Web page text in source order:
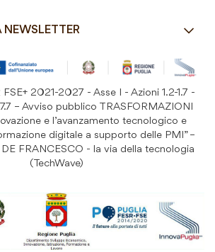
NEWSLETTER
FSE+ 2021-2027 - Asse I - Azioni 1.2-1.7 -
– Avviso pubblico TRASFORMAZIONI
e l’avanzamento tecnologico e
digitale a supporto delle PMI” –
FRANCESCO - la via della tecnologia
(TechWave)